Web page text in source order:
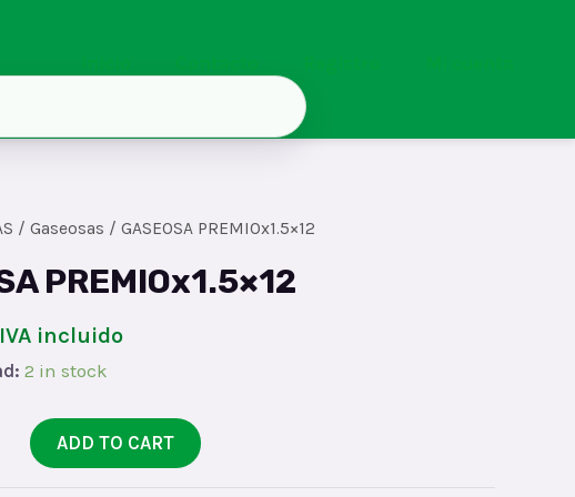
/ Gaseosas / GASEOSA PREMIOx1.5×12
PREMIOx1.5×12
IVA incluido
2 in stock
ADD TO CART